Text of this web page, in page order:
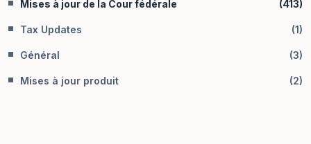
Mises à jour de la Cour fédérale (413)
Tax Updates (1)
Général (3)
Mises à jour produit (2)